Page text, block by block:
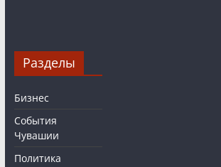
Разделы
Бизнес
События
Чувашии
Политика